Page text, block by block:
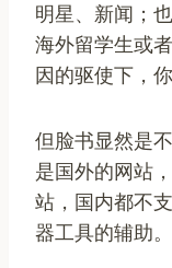
明星、新闻；
海外留学生或
因的驱使下，
但脸书显然是
是国外的网站
站，国内都不
器工具的辅助。